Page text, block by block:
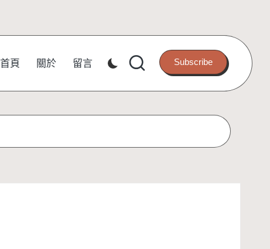
首頁 關於 留言 Subscribe